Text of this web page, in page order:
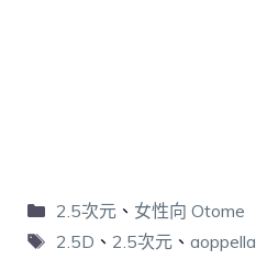
2.5次元、 女性向 Otome
2.5D 、 2.5次元、 aoppella